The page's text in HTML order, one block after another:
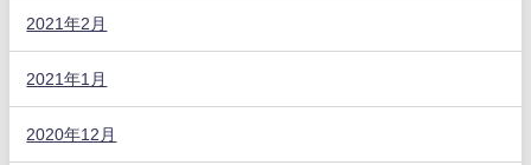
2021年2月
2021年1月
2020年12月